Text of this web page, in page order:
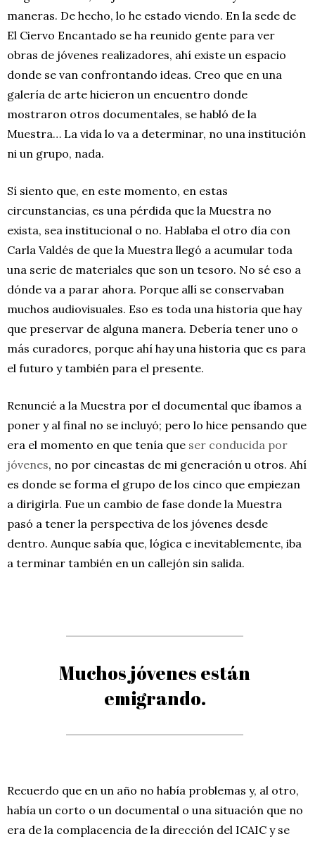
maneras. De hecho, lo he estado viendo. En la sede de
El Ciervo Encantado se ha reunido gente para ver
obras de jóvenes realizadores, ahí existe un espacio
donde se van confrontando ideas. Creo que en una
galería de arte hicieron un encuentro donde
mostraron otros documentales, se habló de la
Muestra… La vida lo va a determinar, no una institución
ni un grupo, nada.
Sí siento que, en este momento, en estas
circunstancias, es una pérdida que la Muestra no
exista, sea institucional o no. Hablaba el otro día con
Carla Valdés de que la Muestra llegó a acumular toda
una serie de materiales que son un tesoro. No sé eso a
dónde va a parar ahora. Porque allí se conservaban
muchos audiovisuales. Eso es toda una historia que hay
que preservar de alguna manera. Debería tener uno o
más curadores, porque ahí hay una historia que es para
el futuro y también para el presente.
Renuncié a la Muestra por el documental que íbamos a
poner y al final no se incluyó; pero lo hice pensando que
era el momento en que tenía que ser conducida por
jóvenes, no por cineastas de mi generación u otros. Ahí
es donde se forma el grupo de los cinco que empiezan
a dirigirla. Fue un cambio de fase donde la Muestra
pasó a tener la perspectiva de los jóvenes desde
dentro. Aunque sabía que, lógica e inevitablemente, iba
a terminar también en un callejón sin salida.
Muchos jóvenes están
emigrando.
Recuerdo que en un año no había problemas y, al otro,
había un corto o un documental o una situación que no
era de la complacencia de la dirección del ICAIC y se